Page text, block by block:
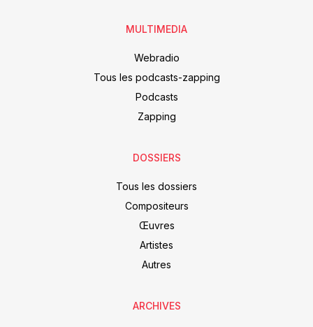
MULTIMEDIA
Webradio
Tous les podcasts-zapping
Podcasts
Zapping
DOSSIERS
Tous les dossiers
Compositeurs
Œuvres
Artistes
Autres
ARCHIVES